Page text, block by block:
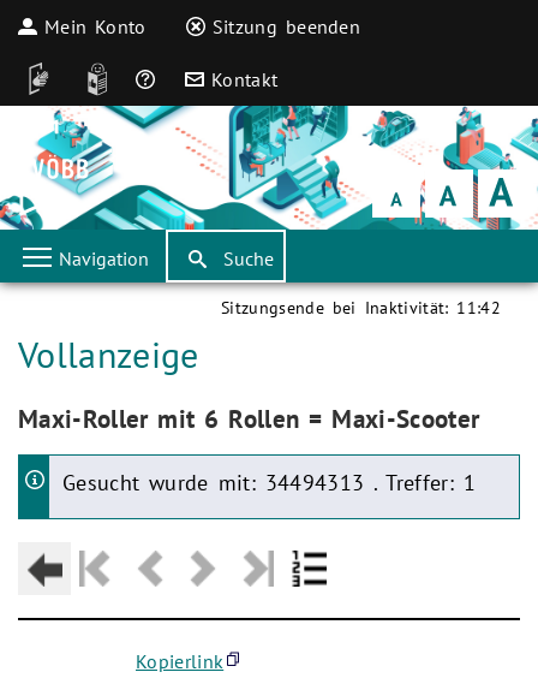
Mein Konto Sitzung beenden
DGS Leichte Sprache
Häufige Fragen
Kontakt
Schrift
klein Schrift
normal Schrift
groß
Navigation Suche
Sitzungsende bei Inaktivität: 11:42
Aktuelle Seite:
Vollanzeige
Aktuelle Seite:
Maxi-Roller mit 6 Rollen = Maxi-Scooter
Gesucht wurde mit: 34494313 . Treffer: 1
Kopierlink